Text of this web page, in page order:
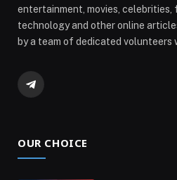
entertainment, movies, celebrities,
technology and other online
by a team of dedicated volunteers
Telegram
OUR CHOICE